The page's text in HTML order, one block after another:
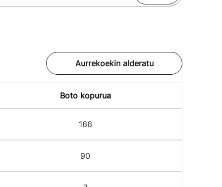
Aurrekoekin alderatu
Boto kopurua
166
90